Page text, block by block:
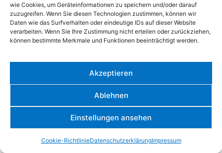
wie Cookies, um Geräteinformationen zu speichern und/oder darauf
zuzugreifen. Wenn Sie diesen Technologien zustimmen, können wir
Daten wie das Surfverhalten oder eindeutige IDs auf dieser Website
verarbeiten. Wenn Sie Ihre Zustimmung nicht erteilen oder zurückziehen,
können bestimmte Merkmale und Funktionen beeinträchtigt werden.
Akzeptieren
Ablehnen
Einstellungen ansehen
Cookie-RichtlinieDatenschutzerklärungImpressum